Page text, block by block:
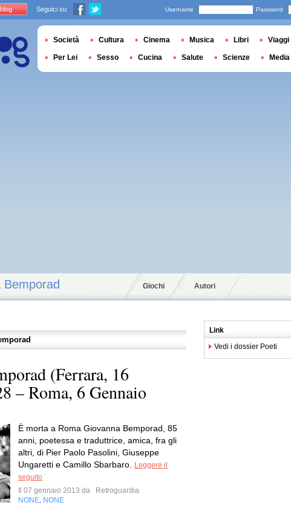
Giochi Autori
(Ferrara, 16
– Roma, 6 Gennaio
È morta a Roma Giovanna Bemporad, 85
anni, poetessa e traduttrice, amica, fra gli
altri, di Pier Paolo Pasolini, Giuseppe
Ungaretti e Camillo Sbarbaro.
Leggere il
seguito
Il 07 gennaio 2013 da
Retroguardia
NONE NONE
Link
Vedi i dossier Poeti
Seguici su Username Password
Società Cultura Cinema Musica Libri Viaggi
Per Lei Sesso Cucina Salute Scienze